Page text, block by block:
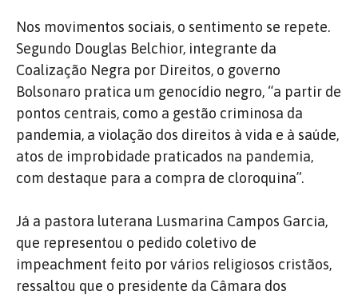
Nos movimentos sociais, o sentimento se repete.
Segundo Douglas Belchior, integrante da
Coalização Negra por Direitos, o governo
Bolsonaro pratica um genocídio negro, “a partir de
pontos centrais, como a gestão criminosa da
pandemia, a violação dos direitos à vida e à saúde,
atos de improbidade praticados na pandemia,
com destaque para a compra de cloroquina”.
Já a pastora luterana Lusmarina Campos Garcia,
que representou o pedido coletivo de
impeachment feito por vários religiosos cristãos,
ressaltou que o presidente da Câmara dos